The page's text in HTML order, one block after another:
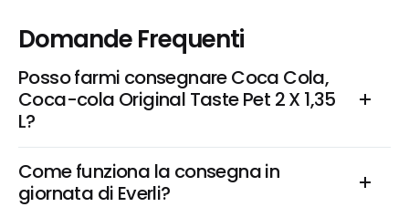
Domande Frequenti
Posso farmi consegnare Coca Cola,
Coca-cola Original Taste Pet 2 X 1,35
L?
Come funziona la consegna in
giornata di Everli?